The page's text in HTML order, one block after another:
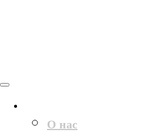
О нас